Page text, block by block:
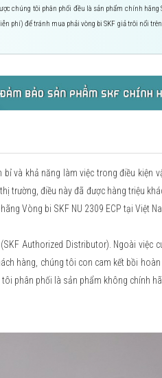
chúng tôi phân phối đều là sản phẩm chính hãng
phí) để tránh mua phải vòng bi SKF giả trôi nổi
bỉ và khả năng làm việc trong điều kiện
trường, điều này đã được hàng triệu
Vòng bi SKF NU 2309 ECP tại Việt
Authorized Distributor). Ngoài việc
hàng, chúng tôi con cam kết bồi hoàn
phân phối là sản phẩm không chính